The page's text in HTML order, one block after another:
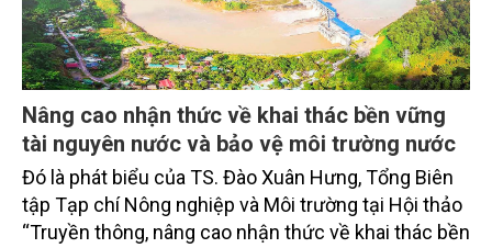
Nâng cao nhận thức về khai thác bền vững
tài nguyên nước và bảo vệ môi trường nước
Đó là phát biểu của TS. Đào Xuân Hưng, Tổng Biên
tập Tạp chí Nông nghiệp và Môi trường tại Hội thảo
“Truyền thông, nâng cao nhận thức về khai thác bền